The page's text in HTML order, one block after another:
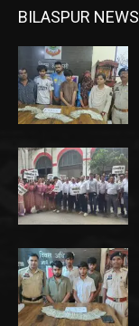
BILASPUR NEWS